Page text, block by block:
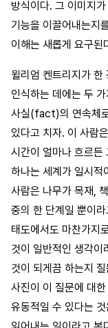
방식이다. 그 이미지
기능을 이끌어내는지
이해는 새롭게 요구된
윌리엄 켄트리지가 한
인식하는 데에는 두
사실(fact)의 연속체
있다고 치자. 이 사람
시간이 얼마나 흐르든
하나는 세계가 일시적
사람은 나무가 목재,
중의 한 단계일 뿐이
태도에서도 마찬가지
것이 일반적인 생각이
것이 되게끔 하는지
사진이 이 질문에 대
유동적일 수 있다는